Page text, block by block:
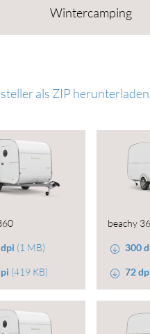
Wintercamping
als ZIP herunterladen
(1 MB)
(419 KB)
beachy
300
72